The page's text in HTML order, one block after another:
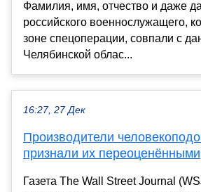
Фамилия, имя, отчество и даже
российского военнослужащего,
зоне спецоперации, совпали с
Челябинской облас...
16:27, 27 Дек
Производители
признали их переоценёнными
Газета The Wall Street Journal